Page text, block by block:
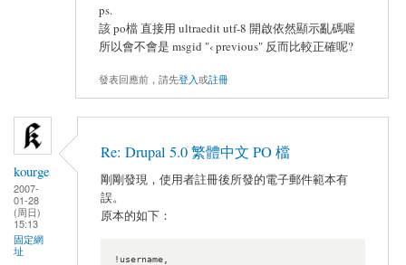
ps.
該 po檔 直接用 ultraedit utf-8 開啟依然顯示亂碼喔
所以會不會是 msgid "‹ previous" 反而比較正確呢?
發表回應前，請先登入或註冊
kourge
2007-
01-28
(周日)
15:13
固定網
址
Re: Drupal 5.0 繁體中文 PO 檔
剛剛發現，使用者註冊後所發的電子郵件範本有
誤。
原本的如下：
!username,